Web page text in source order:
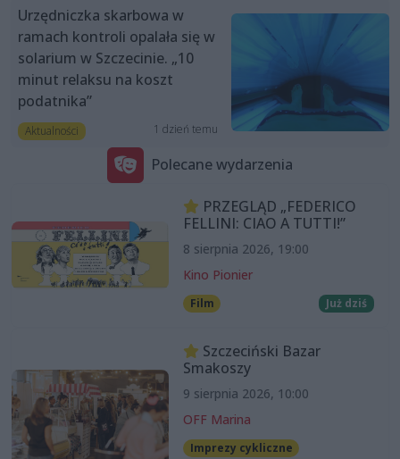
Urzędniczka skarbowa w
ramach kontroli opalała się w
solarium w Szczecinie. „10
minut relaksu na koszt
podatnika”
Aktualności 1 dzień temu
Polecane wydarzenia
PRZEGLĄD „FEDERICO
FELLINI: CIAO A TUTTI!”
8 sierpnia 2026, 19:00
Kino Pionier
Film Już dziś
Szczeciński Bazar
Smakoszy
9 sierpnia 2026, 10:00
OFF Marina
Imprezy cykliczne